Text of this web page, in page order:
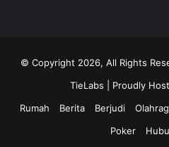
© Copyright 2026, All Rights
TieLabs | Proudly
Rumah
Berita Berjudi
Poker